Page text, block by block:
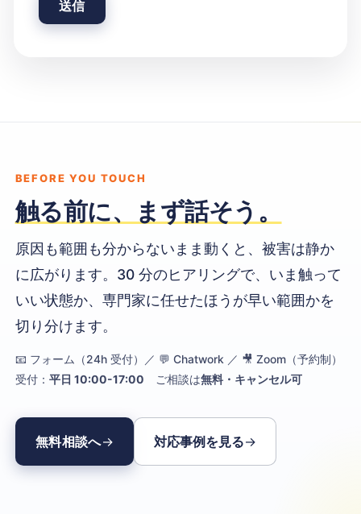
BEFORE YOU TOUCH
触る前に、まず話そう。
原因も範囲も分からないまま動くと、被害は静か
に広がります。30 分のヒアリングで、いま触って
いい状態か、専門家に任せたほうが早い範囲かを
切り分けます。
📧 フォーム（24h 受付）／ 💬 Chatwork ／ 🎥 Zoom（予約制）
受付： 平日 10:00-17:00 ご相談は無料・キャンセル可
無料相談へ 対応事例を見る